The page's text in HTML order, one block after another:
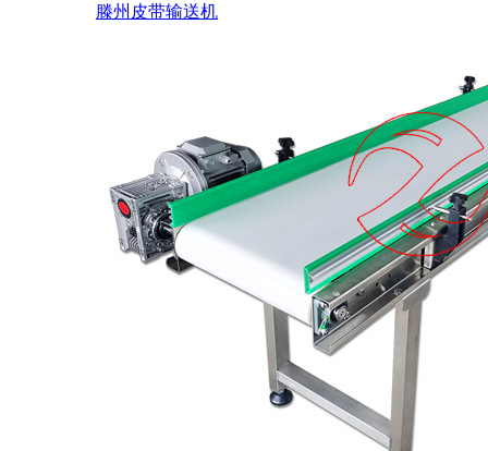
滕州皮带输送机